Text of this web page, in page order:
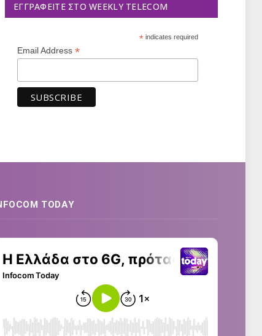
ΕΓΓΡΑΦΕΊΤΕ ΣΤΟ WEEKLY TELECOM
*indicates required
Email Address *
TODAY